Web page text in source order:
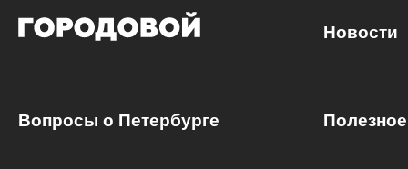
Новости
Вопросы о Петербурге Полезное